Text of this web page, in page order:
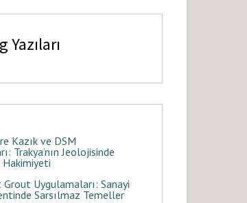
Yazıları
Kazık ve DSM
Trakya’nın Jeolojisinde
Hakimiyeti
Grout Uygulamaları: Sanayi
Sarsılmaz Temeller